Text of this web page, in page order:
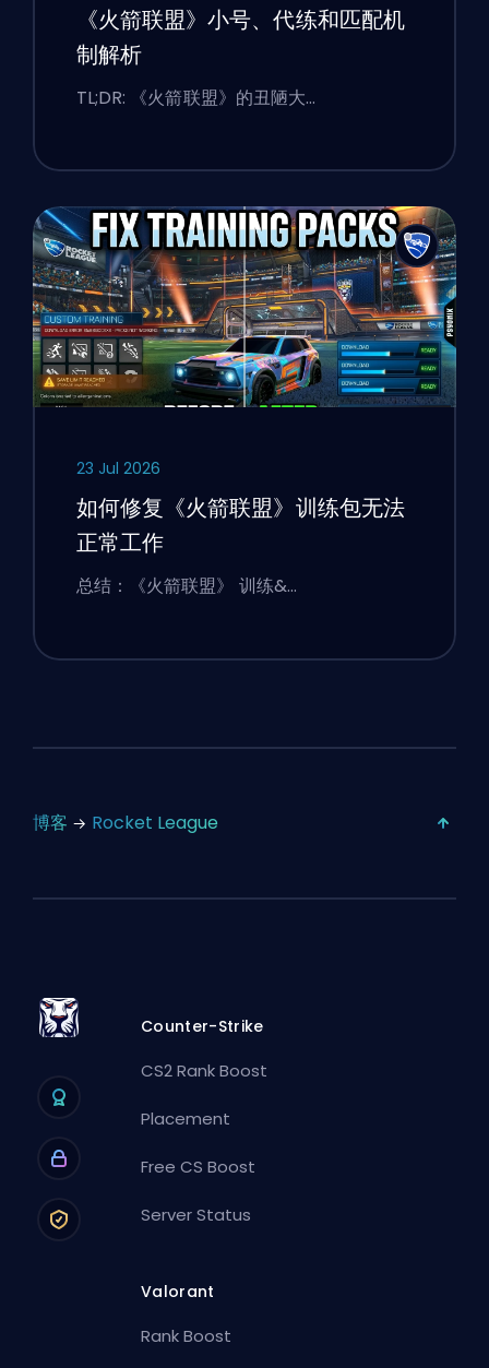
《火箭联盟》小号、代练和匹配机
制解析
TL;DR: 《火箭联盟》的丑陋大…
23 Jul 2026
如何修复《火箭联盟》训练包无法
正常工作
总结：《火箭联盟》 训练&…
博客 Rocket League
Counter-Strike
CS2 Rank Boost
Placement
Free CS Boost
Server Status
Valorant
Rank Boost